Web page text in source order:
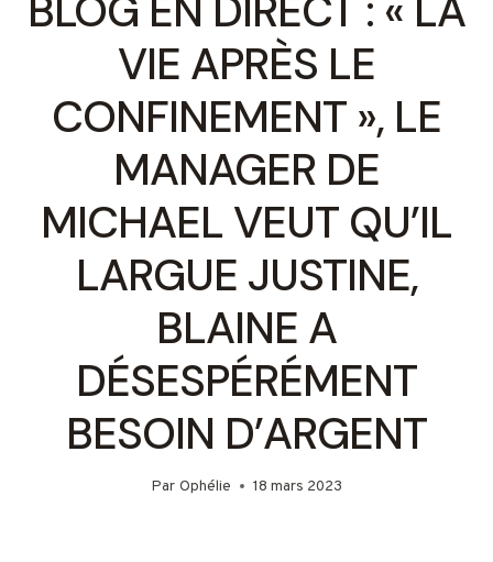
VIE APRÈS LE
CONFINEMENT », LE
MANAGER DE
MICHAEL VEUT QU’IL
LARGUE JUSTINE,
BLAINE A
DÉSESPÉRÉMENT
BESOIN D’ARGENT
Par Ophélie 18 mars 2023